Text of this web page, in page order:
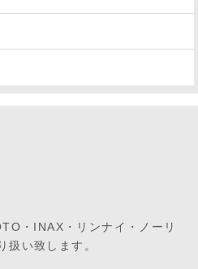
・INAX・リンナイ・ノーリ
扱い致します。